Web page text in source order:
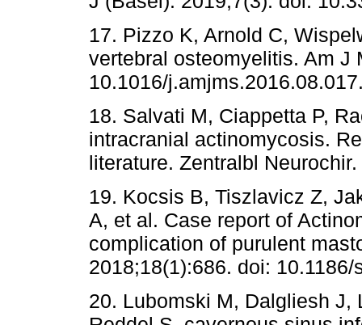
17. Pizzo K, Arnold C,
vertebral osteomyelitis. Am J
10.1016/
18. Salvati M, Ciappetta P,
intracranial actinomycosis.
literature. Zentralbl
19. Kocsis B, Tiszlavicz Z,
A, et al. Case report of
complication of purulent
2018;18(1):686. doi:
20. Lubomski M, Dalgliesh J,